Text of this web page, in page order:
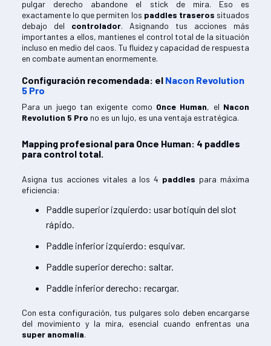
pulgar derecho abandone el stick de mira. Eso es
exactamente lo que permiten los paddles traseros situados
debajo del controlador. Asignando tus acciones más
importantes a ellos, mantienes el control total de la situación
incluso en medio del caos. Tu fluidez y capacidad de respuesta
en combate aumentan enormemente.
Configuración recomendada: el Nacon Revolution
5 Pro
Para un juego tan exigente como Once Human, el Nacon
Revolution 5 Pro no es un lujo, es una ventaja estratégica.
Mapping profesional para Once Human: 4 paddles
para control total.
Asigna tus acciones vitales a los 4 paddles para máxima
eficiencia:
Paddle superior izquierdo: usar botiquín del slot
rápido.
Paddle inferior izquierdo: esquivar.
Paddle superior derecho: saltar.
Paddle inferior derecho: recargar.
Con esta configuración, tus pulgares solo deben encargarse
del movimiento y la mira, esencial cuando enfrentas una
super anomalía.